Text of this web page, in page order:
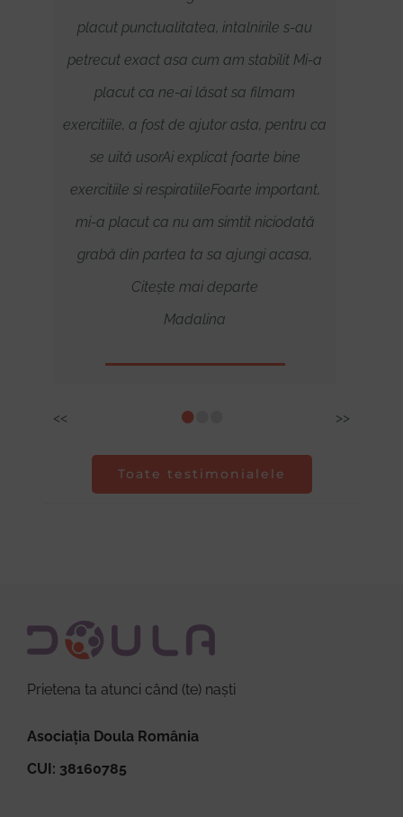
placut punctualitatea, intalnirile s-au
petrecut exact asa cum am stabilit Mi-a
placut ca ne-ai lăsat sa filmam
exercitiile, a fost de ajutor asta, pentru ca
se uită usorAi explicat foarte bine
exercitiile si respiratiileFoarte important,
mi-a placut ca nu am simtit niciodată
grabă din partea ta sa ajungi acasa,
Citește mai departe
Madalina
<< • >>
Toate testimonialele
Prietena ta atunci când (te) naști
Asociația Doula România
CUI: 38160785